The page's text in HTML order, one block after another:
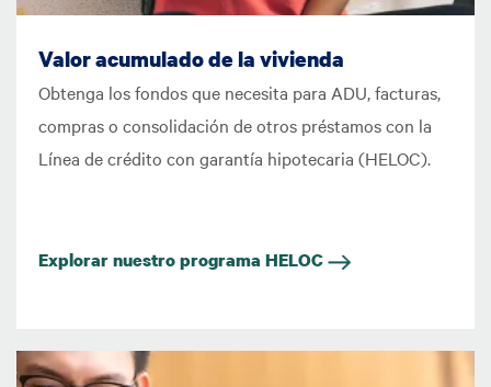
Valor acumulado de la vivienda
Obtenga los fondos que necesita para ADU, facturas,
compras o consolidación de otros préstamos con la
Línea de crédito con garantía hipotecaria (HELOC).
Explorar nuestro programa HELOC
Imagen